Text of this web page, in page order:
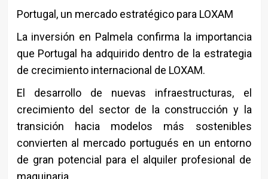
Portugal, un mercado estratégico para LOXAM
La inversión en Palmela confirma la importancia
que Portugal ha adquirido dentro de la estrategia
de crecimiento internacional de LOXAM.
El desarrollo de nuevas infraestructuras, el
crecimiento del sector de la construcción y la
transición hacia modelos más sostenibles
convierten al mercado portugués en un entorno
de gran potencial para el alquiler profesional de
maquinaria.